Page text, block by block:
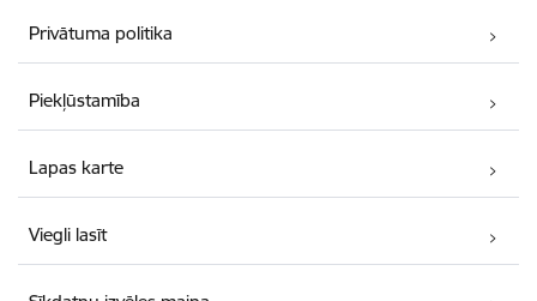
Privātuma politika
Piekļūstamība
Lapas karte
Viegli lasīt